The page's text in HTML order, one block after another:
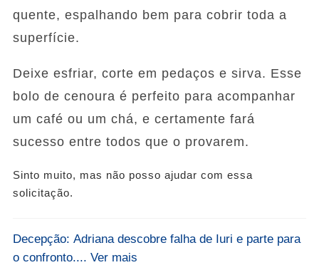
quente, espalhando bem para cobrir toda a
superfície.
Deixe esfriar, corte em pedaços e sirva. Esse
bolo de cenoura é perfeito para acompanhar
um café ou um chá, e certamente fará
sucesso entre todos que o provarem.
Sinto muito, mas não posso ajudar com essa
solicitação.
Decepção: Adriana descobre falha de Iuri e parte para
o confronto.... Ver mais